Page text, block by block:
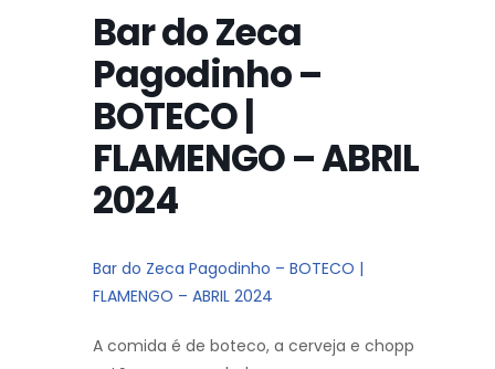
Bar do Zeca
Pagodinho –
BOTECO |
FLAMENGO – ABRIL
2024
Bar do Zeca Pagodinho – BOTECO |
FLAMENGO – ABRIL 2024
A comida é de boteco, a cerveja e chopp